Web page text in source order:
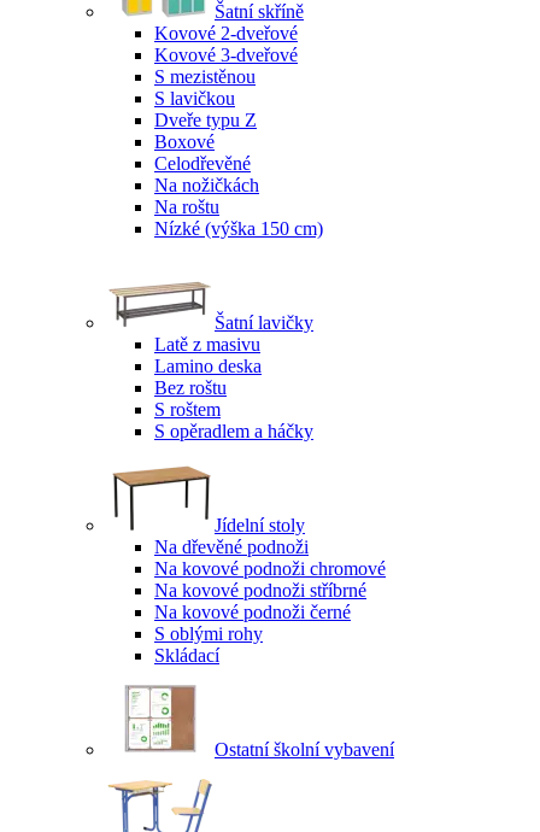
Šatní skříně
Kovové 2-dveřové
Kovové 3-dveřové
S mezistěnou
S lavičkou
Dveře typu Z
Boxové
Celodřevěné
Na nožičkách
Na roštu
Nízké (výška 150 cm)
Šatní lavičky
Latě z masivu
Lamino deska
Bez roštu
S roštem
S opěradlem a háčky
Jídelní stoly
Na dřevěné podnoži
Na kovové podnoži chromové
Na kovové podnoži stříbrné
Na kovové podnoži černé
S oblými rohy
Skládací
Ostatní školní vybavení